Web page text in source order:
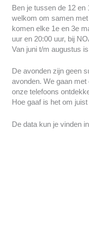
Ben je tussen de 12 en
welkom om samen
komen elke 1e en 3e
uur en 20:00 uur, bij
Van juni t/m augustus
De avonden zijn geen
avonden. We gaan
onze telefoons
Hoe gaaf is het om
De data kun je vinden